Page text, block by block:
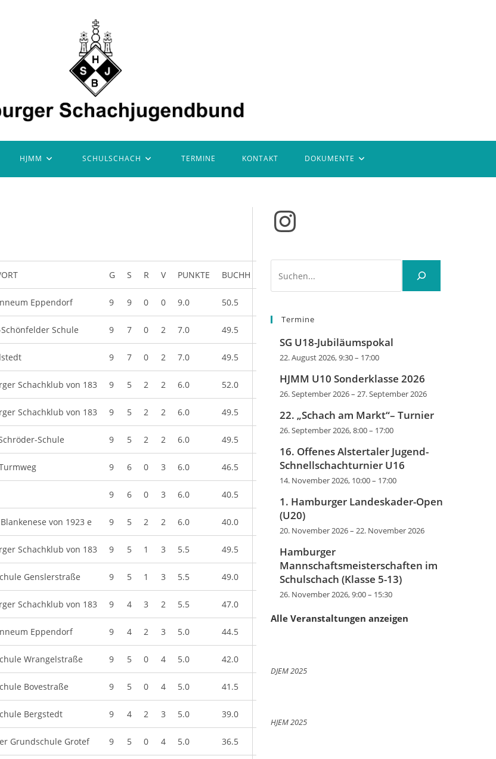
HJMM SCHULSCHACH TERMINE KONTAKT DOKUMENTE
G S R V PUNKTE BUCHH
Eppendorf 9 9 0 0 9.0 50.5
Schule 9 7 0 2 7.0 49.5
9 7 0 2 7.0 49.5
Schachklub von 183 9 5 2 2 6.0 52.0
Schachklub von 183 9 5 2 2 6.0 49.5
Schule 9 5 2 2 6.0 49.5
9 6 0 3 6.0 46.5
9 6 0 3 6.0 40.5
von 1923 e 9 5 2 2 6.0 40.0
Schachklub von 183 9 5 1 3 5.5 49.5
Genslerstraße 9 5 1 3 5.5 49.0
Schachklub von 183 9 4 3 2 5.5 47.0
Eppendorf 9 4 2 3 5.0 44.5
Wrangelstraße 9 5 0 4 5.0 42.0
Bovestraße 9 5 0 4 5.0 41.5
Bergstedt 9 4 2 3 5.0 39.0
Grundschule Grotef 9 5 0 4 5.0 36.5
Instagram
Termine
SG U18-Jubiläumspokal
22. August 2026, 9:30– 17:00
HJMM U10 Sonderklasse 2026
26. September 2026– 27. September 2026
22. „Schach am Markt“– Turnier
26. September 2026, 8:00– 17:00
16. Offenes Alstertaler Jugend-
Schnellschachturnier U16
14. November 2026, 10:00– 17:00
1. Hamburger Landeskader-Open
(U20)
20. November 2026– 22. November 2026
Hamburger
Mannschaftsmeisterschaften im
Schulschach (Klasse 5-13)
26. November 2026, 9:00– 15:30
Alle Veranstaltungen anzeigen
DJEM 2025
HJEM 2025